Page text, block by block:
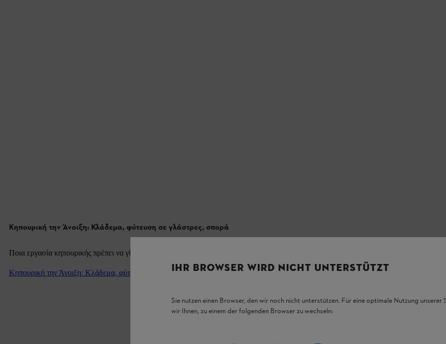
Κηπουρική την Άνοιξη: Κλάδεμα, φύτευση σε γλάστρες, σπορά
Ποια εργασία κηπουρικής πρέπει να γίνει την άνοιξη, τι πρέπει να λάβετε υπόψη όταν αλλάζετε γλάστρες στα φυτά σας, και πως να
Κηπουρική την Άνοιξη: Κλάδεμα, φύτευση σε γλάστρες, σποράIHR BROWSER WIRD NICHT UNTERSTÜTZT
Sie nutzen einen Browser, den wir noch nicht unterstützen. Für eine optimale Nutzung unserer
wir Ihnen, zu einem der folgenden Browser zu wechseln: